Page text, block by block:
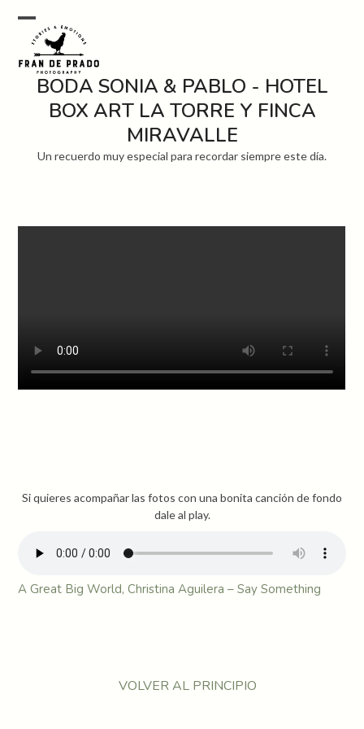
contentOpen
mobile
menu
Close
mobile
menu
BODA SONIA & PABLO - HOTEL
BOX ART LA TORRE Y FINCA
MIRAVALLE
Un recuerdo muy especial para recordar siempre este día.
Si quieres acompañar las fotos con una bonita canción de fondo
dale al play.
A Great Big World, Christina Aguilera – Say Something
VOLVER AL PRINCIPIO